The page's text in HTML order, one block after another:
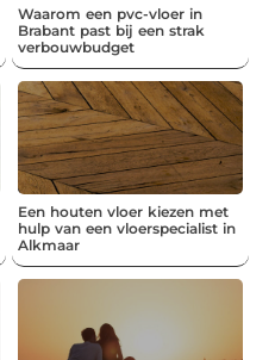
Waarom een pvc-vloer in
Brabant past bij een strak
verbouwbudget
Een houten vloer kiezen met
hulp van een vloerspecialist in
Alkmaar